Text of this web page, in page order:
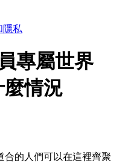
隱私
專屬世界
情況
合的人們可以在這裡齊聚